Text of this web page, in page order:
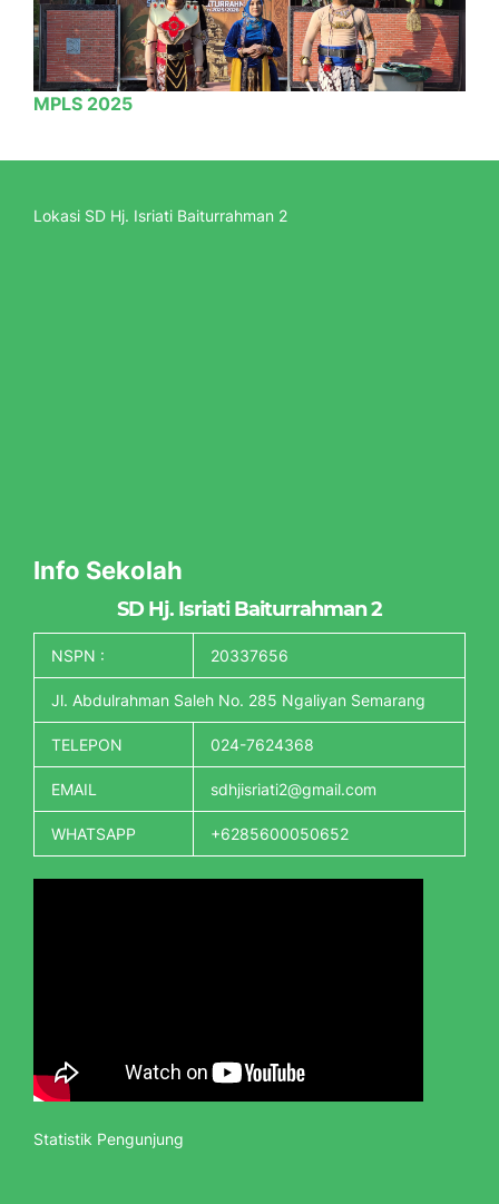
MPLS 2025
Lokasi SD Hj. Isriati Baiturrahman 2
Info Sekolah
SD Hj. Isriati Baiturrahman 2
NSPN : 20337656
Jl. Abdulrahman Saleh No. 285 Ngaliyan Semarang
TELEPON 024-7624368
EMAIL sdhjisriati2@gmail.com
WHATSAPP +6285600050652
Statistik Pengunjung